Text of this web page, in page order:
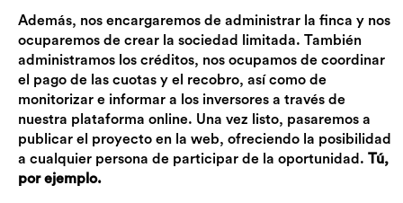
Además, nos encargaremos de administrar la finca y nos
ocuparemos de crear la sociedad limitada. También
administramos los créditos, nos ocupamos de coordinar
el pago de las cuotas y el recobro, así como de
monitorizar e informar a los inversores a través de
nuestra plataforma online. Una vez listo, pasaremos a
publicar el proyecto en la web, ofreciendo la posibilidad
a cualquier persona de participar de la oportunidad. Tú,
por ejemplo.